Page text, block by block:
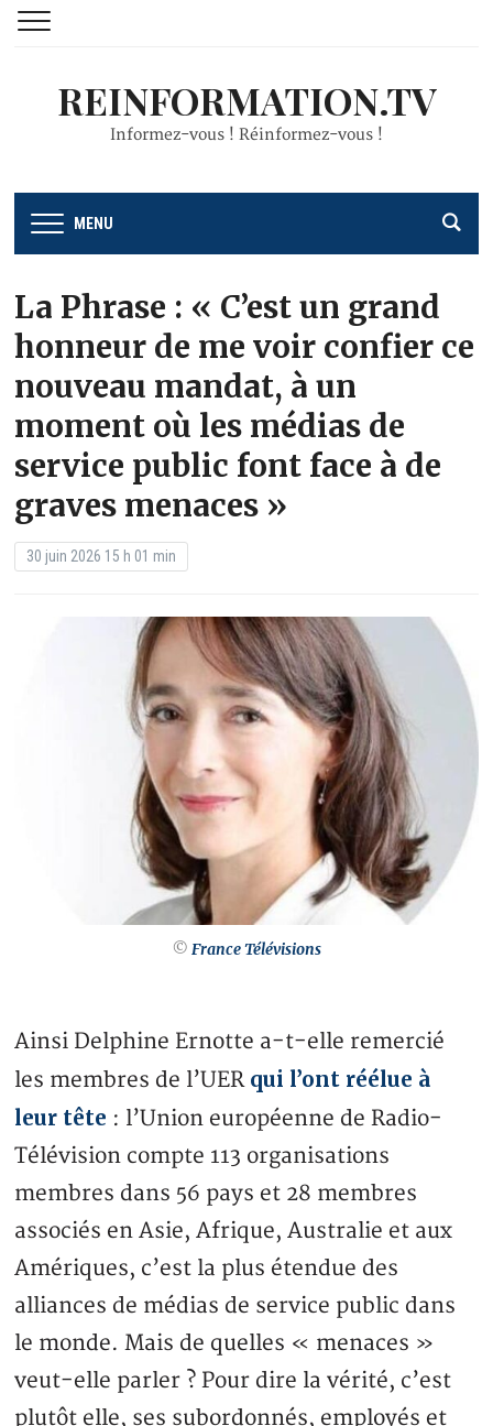
REINFORMATION.TV
Informez-vous ! Réinformez-vous !
MENU
La Phrase : « C’est un grand
honneur de me voir confier ce
nouveau mandat, à un
moment où les médias de
service public font face à de
graves menaces »
30 juin 2026 15 h 01 min
© France Télévisions
Ainsi Delphine Ernotte a-t-elle remercié
les membres de l’UER qui l’ont réélue à
leur tête : l’Union européenne de Radio-
Télévision compte 113 organisations
membres dans 56 pays et 28 membres
associés en Asie, Afrique, Australie et aux
Amériques, c’est la plus étendue des
alliances de médias de service public dans
le monde. Mais de quelles « menaces »
veut-elle parler ? Pour dire la vérité, c’est
plutôt elle, ses subordonnés, employés et